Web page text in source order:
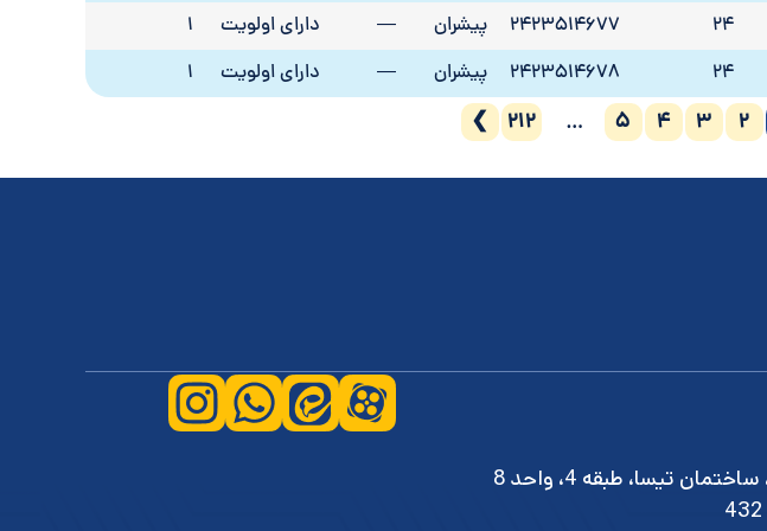
24
2423514677 پیشران — دارای اولویت
1
24
2423514678 پیشران — دارای اولویت 1
2
3
4
5
…
212
❯